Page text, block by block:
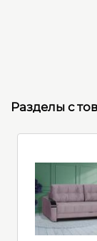
Разделы с